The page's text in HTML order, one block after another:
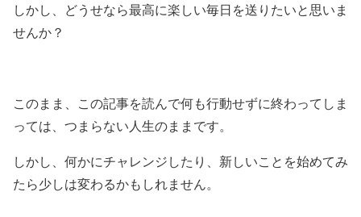
しかし、どうせなら最高に楽しい毎日を送りたいと思いま
せんか？
このまま、この記事を読んで何も行動せずに終わってしま
っては、つまらない人生のままです。
しかし、何かにチャレンジしたり、新しいことを始めてみ
たら少しは変わるかもしれません。